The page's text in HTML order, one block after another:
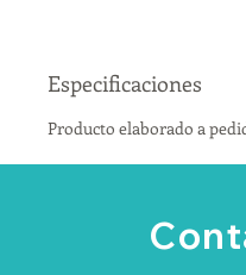
Especificaciones
Producto elaborado a